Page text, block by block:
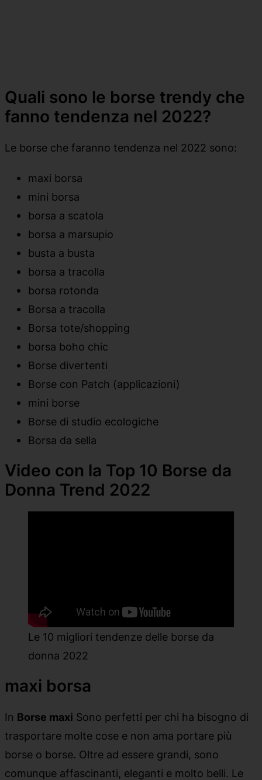
Quali sono le borse trendy che
fanno tendenza nel 2022?
Le borse che faranno tendenza nel 2022 sono:
maxi borsa
mini borsa
borsa a scatola
borsa a marsupio
busta a busta
borsa a tracolla
borsa rotonda
Borsa a tracolla
Borsa tote/shopping
borsa boho chic
Borse divertenti
Borse con Patch (applicazioni)
mini borse
Borse di studio ecologiche
Borsa da sella
Video con la Top 10 Borse da
Donna Trend 2022
Le 10 migliori tendenze delle borse da
donna 2022
maxi borsa
In Borse maxi Sono perfetti per chi ha bisogno di
trasportare molte cose e non ama portare più
borse o borse. Oltre ad essere grandi, sono
comunque affascinanti, eleganti e molto belli. Le